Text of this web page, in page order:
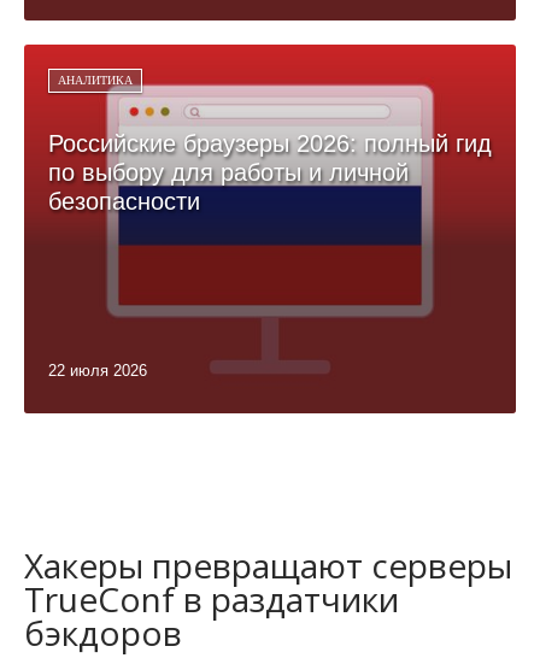
АНАЛИТИКА
Российские браузеры 2026: полный гид
по выбору для работы и личной
безопасности
22 июля 2026
Хакеры превращают серверы
TrueConf в раздатчики
бэкдоров